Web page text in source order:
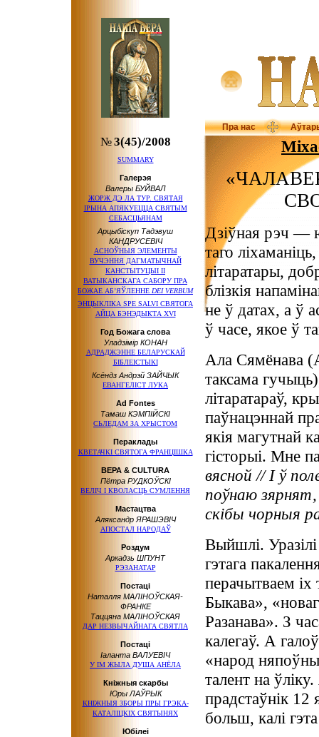
Пра нас
№3(45)/2008
SUMMARY
Галерэя
Валеры БУЙВАЛ
ЖОРЖ ДЭ ЛА ТУР. СВЯТАЯ
ІРЫНА АПЯКУЕЦЦА СВЯТЫМ
СЕБАСЦЬЯНАМ
Арцыбіскуп Тадэвуш
КАНДРУСЕВІЧ
АСНОЎНЫЯ ЭЛЕМЕНТЫ
ВУЧЭННЯ ДАГМАТЫЧНАЙ
КАНСТЫТУЦЫІ ІІ
ВАТЫКАНСКАГА САБОРУ ПРА
БОЖАЕ АБ’ЯЎЛЕННЕ DEI VERBUM
ЭНЦЫКЛIКА SPE SALVI СВЯТОГА
АЙЦА БЭНЭДЫКТА XVI
Год Божага слова
Уладзімір КОНАН
АДРАДЖЭННЕ БЕЛАРУСКАЙ
БІБЛЕІСТЫКІ
Ксёндз Андрэй ЗАЙЧЫК
ЕВАНГЕЛIСТ ЛУКА
Ad Fontes
Тамаш КЭМПІЙСКІ
СЬЛЕДАМ ЗА ХРЫСТОМ
Пераклады
КВЕТАЧКІ СВЯТОГА ФРАНЦІШКА
ВЕРА & CULTURA
Пётра РУДКОЎСКІ
ВЕЛІЧ І КВОЛАСЦЬ СУМЛЕННЯ
Мастацтва
Аляксандр ЯРАШЭВІЧ
АПОСТАЛ НАРОДАЎ
Роздум
Аркадзь ШПУНТ
РЭЗАНАТАР
Постаці
Наталля МАЛІНОЎСКАЯ-
ФРАНКЕ
Таццяна МАЛІНОЎСКАЯ
ДАР НЕЗВЫЧАЙНАГА СВЯТЛА
Постаці
Іаланта ВАЛУЕВІЧ
У IМ ЖЫЛА ДУША АНЁЛА
Кніжныя скарбы
Юры ЛАЎРЫК
КНІЖНЫЯ ЗБОРЫ ПРЫ ГРЭКА-
КАТАЛІЦКІХ СВЯТЫНЯХ
Юбілеі
Дзіўная рэч —
таго
літаратары,
блізкія
не ў датах, а ў
ў часе, якое ў
Ала Сямёнава
таксама
літаратараў,
паўнацэннай
якія магутнай
гісторыі. Мне
вясной // І ў
поўнаю
скібы чорныя
Выйшлі.
гэтага
перачытваем
Быкава»,
Разанава». З
калегаў. А
«народ
талент на
прадстаўнік
больш, калі